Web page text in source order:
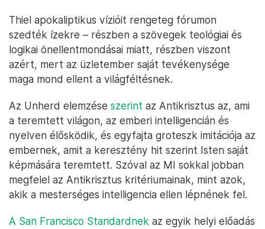
Thiel apokaliptikus vízióit rengeteg fórumon
szedték ízekre – részben a szövegek teológiai és
logikai önellentmondásai miatt, részben viszont
azért, mert az üzletember saját tevékenysége
maga mond ellent a világféltésnek.
Az Unherd elemzése szerint az Antikrisztus az, ami
a teremtett világon, az emberi intelligencián és
nyelven élősködik, és egyfajta groteszk imitációja az
embernek, amit a keresztény hit szerint Isten saját
képmására teremtett. Szóval az MI sokkal jobban
megfelel az Antikrisztus kritériumainak, mint azok,
akik a mesterséges intelligencia ellen lépnének fel.
A San Francisco Standardnek az egyik helyi előadás